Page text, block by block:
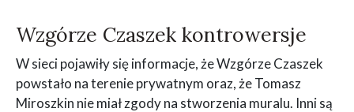
Wzgórze Czaszek kontrowersje
W sieci pojawiły się informacje, że Wzgórze Czaszek
powstało na terenie prywatnym oraz, że Tomasz
Miroszkin nie miał zgody na stworzenia muralu. Inni są